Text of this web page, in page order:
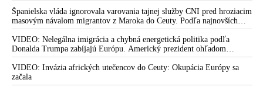
Španielska vláda ignorovala varovania tajnej služby CNI pred hroziacim
masovým návalom migrantov z Maroka do Ceuty. Podľa najnovších
správ preniklo do tejto španielskej exklávy na severe Afriky vyše 70-
tisíc migrantov
VIDEO: Nelegálna imigrácia a chybná energetická politika podľa
Donalda Trumpa zabíjajú Európu. Americký prezident ohľadom
eskalácie konfliktu s Iránom vyhlásil, že armáda USA bola na jeho
príkaz pripravená uskutočniť „najväčší útok od druhej svetovej vojny“
VIDEO: Invázia afrických utečencov do Ceuty: Okupácia Európy sa
začala